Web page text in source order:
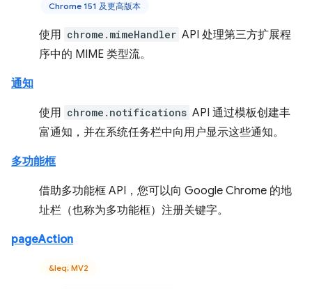
Chrome 151 及更高版本
使用 chrome.mimeHandler API 处理第三方扩展程
序中的 MIME 类型流。
通知
使用 chrome.notifications API 通过模板创建丰
富通知，并在系统任务栏中向用户显示这些通知。
多功能框
借助多功能框 API，您可以向 Google Chrome 的地
址栏（也称为多功能框）注册关键字。
pageAction
&leq; MV2